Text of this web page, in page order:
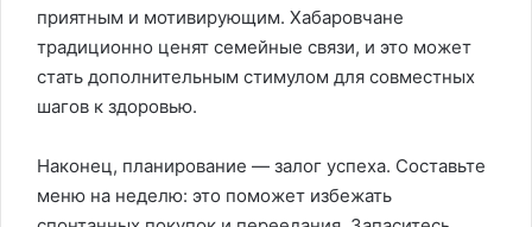
приятным и мотивирующим. Хабаровчане
традиционно ценят семейные связи, и это может
стать дополнительным стимулом для совместных
шагов к здоровью.
Наконец, планирование — залог успеха. Составьте
меню на неделю: это поможет избежать